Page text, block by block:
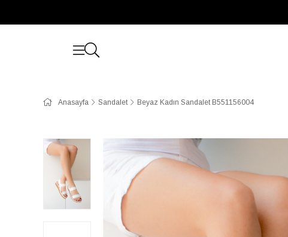
Anasayfa Sandalet Beyaz Kadın Sandalet B551156004